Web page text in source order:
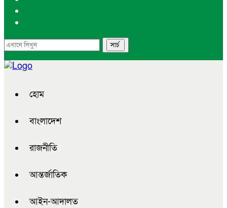
হোম
বাংলাদেশ
রাজনীতি
আন্তর্জাতিক
আইন-আদালত